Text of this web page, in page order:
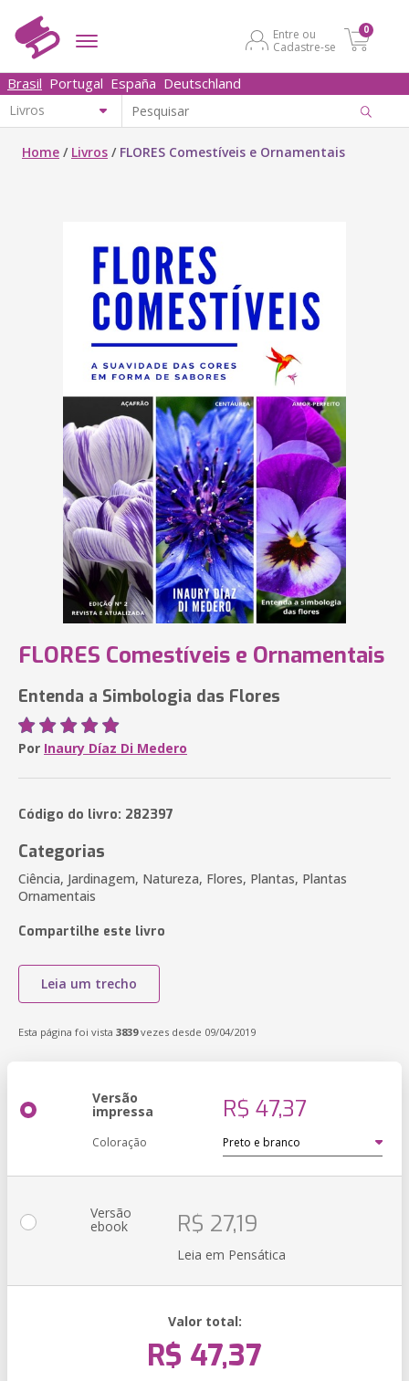
Entre ou
Cadastre-se
0
Brasil Portugal España Deutschland
Home / Livros / FLORES Comestíveis e Ornamentais
FLORES Comestíveis e Ornamentais
Entenda a Simbologia das Flores
Por Inaury Díaz Di Medero
Código do livro: 282397
Categorias
Ciência, Jardinagem, Natureza, Flores, Plantas, Plantas
Ornamentais
Compartilhe este livro
Leia um trecho
Esta página foi vista 3839vezes desde 09/04/2019
Versão
impressa R$ 47,37
Coloração
Versão
ebook R$ 27,19
Leia em Pensática
Valor total:
R$ 47,37